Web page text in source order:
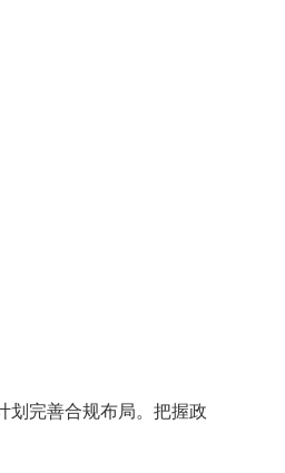
完善合规布局。把握政